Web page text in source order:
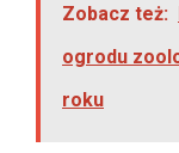
Zobacz też:
ogrodu
roku